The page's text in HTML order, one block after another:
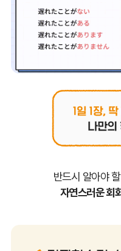
일본 네이티
제대로 된 일본